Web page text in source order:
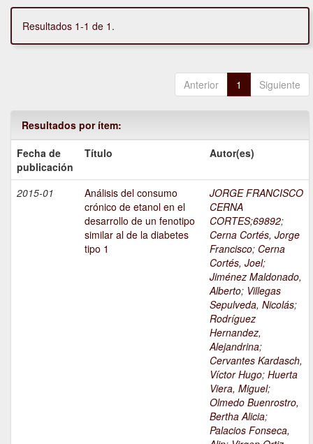
Resultados 1-1 de 1.
Anterior 1 Siguiente
Resultados por ítem:
Fecha de
publicación
Título Autor(es)
2015-01
Análisis del consumo
crónico de etanol en el
desarrollo de un fenotipo
similar al de la diabetes
tipo 1
JORGE FRANCISCO
CERNA
CORTES;69892;
Cerna Cortés, Jorge
Francisco; Cerna
Cortés, Joel;
Jiménez Maldonado,
Alberto; Villegas
Sepulveda, Nicolás;
Rodríguez
Hernandez,
Alejandrina;
Cervantes Kardasch,
Víctor Hugo; Huerta
Viera, Miguel;
Olmedo Buenrostro,
Bertha Alicia;
Palacios Fonseca,